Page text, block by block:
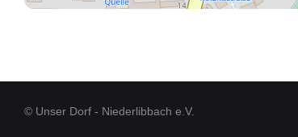
© Unser Dorf - Niederlibbach e.V.